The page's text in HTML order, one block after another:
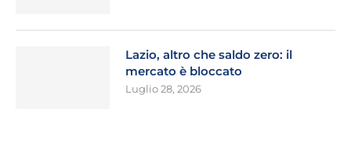
Lazio, altro che saldo zero: il
mercato è bloccato
Luglio 28, 2026